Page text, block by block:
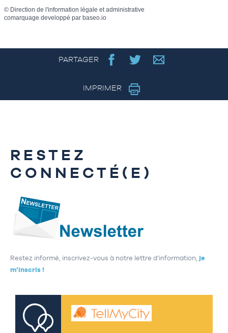
© Direction de l'information légale et administrative
comarquage developpé par baseo.io
PARTAGER
IMPRIMER
RESTEZ
CONNECTÉ(E)
Restez informé, inscrivez-vous à notre lettre d’information, je
m’inscris !